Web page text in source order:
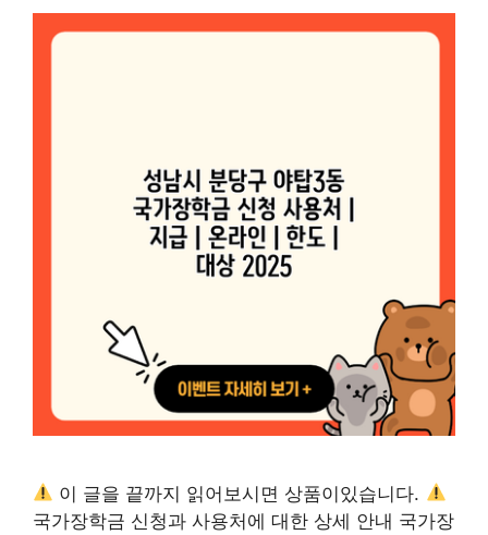
이 글을 끝까지 읽어보시면 상품이있습니다.
국가장학금 신청과 사용처에 대한 상세 안내 국가장